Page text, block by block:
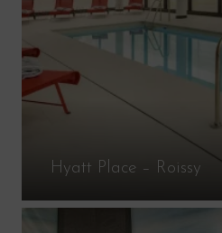
Hyatt Place – Roissy